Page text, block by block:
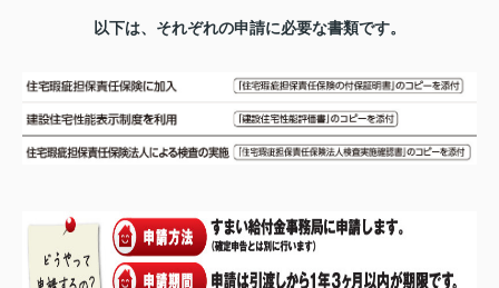
以下は、それぞれの申請に必要な書類です。